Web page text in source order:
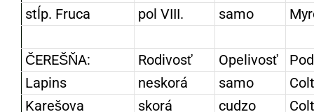
stĺp. Fruca pol VIII. samo
ČEREŠŇA: Rodivosť Opelivosť
Lapins
neskorá samo
Colt
Karešova
skorá cudzo
Colt